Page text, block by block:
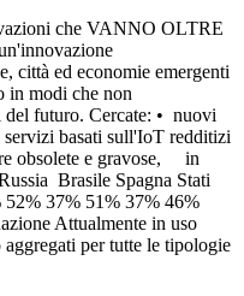
che VANNO OLTRE
città ed economie emergenti
in modi che non
del futuro. Cercate: • nuovi
basati sull'IoT redditizi
obsolete e gravose, in
Brasile Spagna Stati
37% 51% 37% 46%
Attualmente in uso
per tutte le tipologie